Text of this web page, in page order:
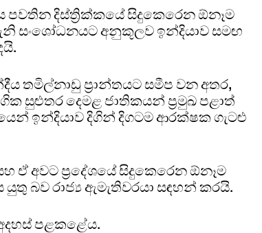
පවතින දිස්ත්‍රික්කයේ සිදුකෙරෙන ඕනෑම
සංශෝධනයට අනුකූලව ඉන්දියාව සමඟ
තමිල්නාඩු ප්‍රාන්තයට සමීප වන අතර,
සුළුතර දෙමළ ජාතිකයන් ප්‍රමුඛ පළාත්
ඉන්දියාව දිගින් දිගටම ආරක්ෂක ගැටළු
ඒ අවට ප්‍රදේශයේ සිදුකෙරෙන ඕනෑම
බව රාජ්‍ය ඇමැතිවරයා සඳහන් කරයි.
පළකළේය.